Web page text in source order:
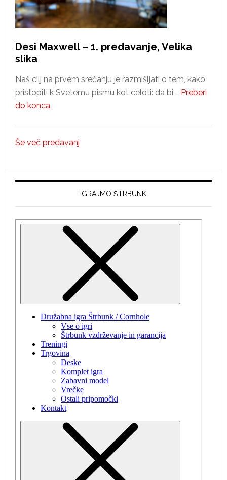
Desi Maxwell – 1. predavanje, Velika
slika
Naš cilj na prvem srečanju je razmišljati o tem, kako
pristopiti k Svetemu pismu kot celoti: da bi … Preberi
do konca.about
–
predavanje,
Velika
Še več predavanj
IGRAJMO ŠTRBUNK